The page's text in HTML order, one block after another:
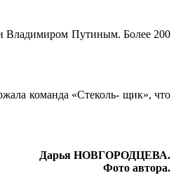
Владимиром Путиным. Более 200
команда «Стеколь- щик», что
Дарья НОВГОРОДЦЕВА.
Фото автора.